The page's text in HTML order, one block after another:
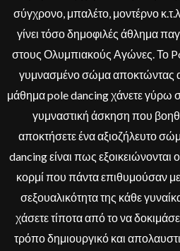
σύγχρονο, μπαλέτο, μοντέρνο
γίνει τόσο δημοφιλές άθλημα
στους Ολυμπιακούς Αγώνες. Το
γυμνασμένο σώμα αποκτώντας
μάθημα pole dancing χάνετε γύρω
γυμναστική άσκηση που
αποκτήσετε ένα αξιοζήλευτο
dancing είναι πως
κορμί που πάντα επιθυμούσαν με
σεξουαλικότητα της κάθε
χάσετε τίποτα από το να
τρόπο δημιουργικό και